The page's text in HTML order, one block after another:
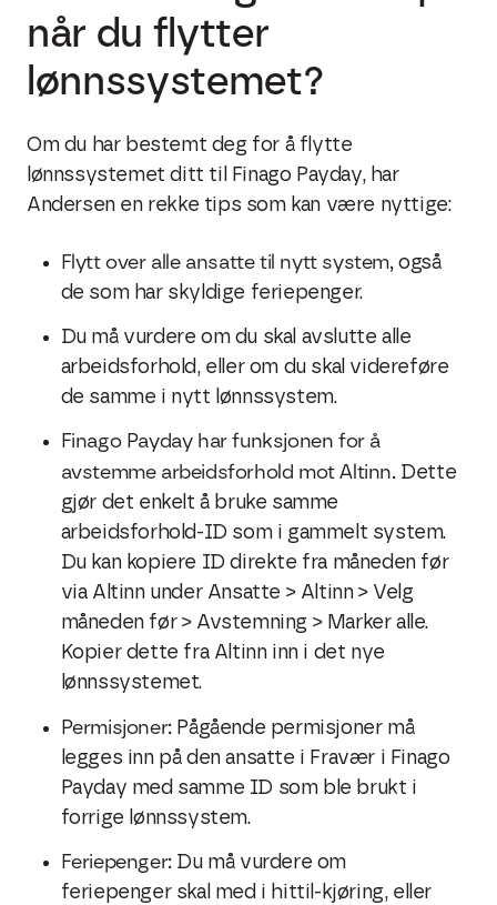
når du flytter
lønnssystemet?
Om du har bestemt deg for å flytte
lønnssystemet ditt til Finago Payday, har
Andersen en rekke tips som kan være nyttige:
Flytt over alle ansatte til nytt system, også
de som har skyldige feriepenger.
Du må vurdere om du skal avslutte alle
arbeidsforhold, eller om du skal videreføre
de samme i nytt lønnssystem.
Finago Payday har funksjonen for å
avstemme arbeidsforhold mot Altinn. Dette
gjør det enkelt å bruke samme
arbeidsforhold-ID som i gammelt system.
Du kan kopiere ID direkte fra måneden før
via Altinn under Ansatte > Altinn > Velg
måneden før > Avstemning > Marker alle.
Kopier dette fra Altinn inn i det nye
lønnssystemet.
Permisjoner: Pågående permisjoner må
legges inn på den ansatte i Fravær i Finago
Payday med samme ID som ble brukt i
forrige lønnssystem.
Feriepenger: Du må vurdere om
feriepenger skal med i hittil-kjøring, eller